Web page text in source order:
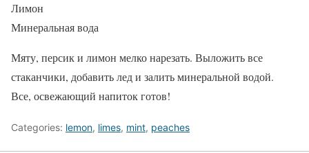
Лимон
Минеральная вода
Мяту, персик и лимон мелко нарезать. Выложить все
стаканчики, добавить лед и залить минеральной водой.
Все, освежающий напиток готов!
Categories: lemon, limes, mint, peaches